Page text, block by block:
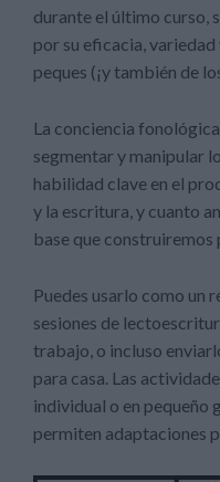
durante el último curso,
por su eficacia,
peques (¡y también de
La conciencia
segmentar y manipular
habilidad clave en el
y la escritura, y cuanto
base que
Puedes usarlo como un
sesiones de
trabajo, o incluso
para casa. Las
individual o en pequeño
permiten adaptaciones